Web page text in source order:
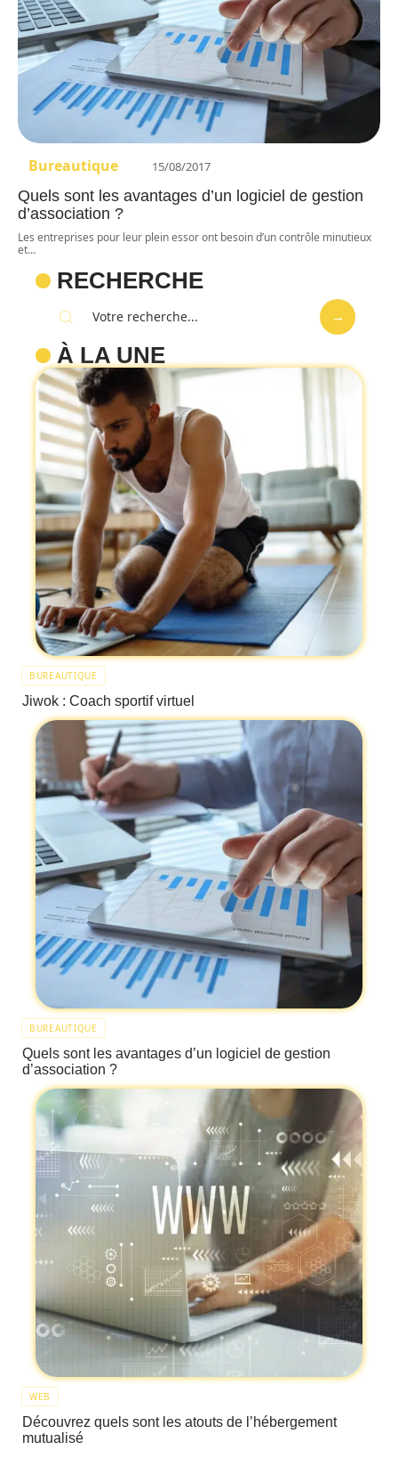
Bureautique 15/08/2017
Quels sont les avantages d’un logiciel de gestion
d’association ?
Les entreprises pour leur plein essor ont besoin d’un contrôle minutieux
et…
RECHERCHE
À LA UNE
BUREAUTIQUE
Jiwok : Coach sportif virtuel
BUREAUTIQUE
Quels sont les avantages d’un logiciel de gestion
d’association ?
WEB
Découvrez quels sont les atouts de l’hébergement
mutualisé